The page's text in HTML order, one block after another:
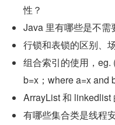
性？
Java 里有哪些是不需
行锁和表锁的区别、
组合索引的使用，eg.
b=x；where a=x and
ArrayList 和 linkedlist
有哪些集合类是线程